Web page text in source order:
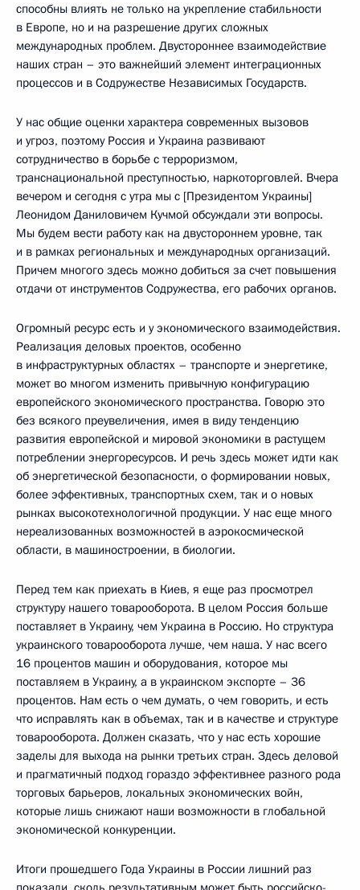
способны влиять не только на укрепление стабильности
в Европе, но и на разрешение других сложных
международных проблем. Двустороннее взаимодействие
наших стран – это важнейший элемент интеграционных
процессов и в Содружестве Независимых Государств.
У нас общие оценки характера современных вызовов
и угроз, поэтому Россия и Украина развивают
сотрудничество в борьбе с терроризмом,
транснациональной преступностью, наркоторговлей. Вчера
вечером и сегодня с утра мы с [Президентом Украины]
Леонидом Даниловичем Кучмой обсуждали эти вопросы.
Мы будем вести работу как на двустороннем уровне, так
и в рамках региональных и международных организаций.
Причем многого здесь можно добиться за счет повышения
отдачи от инструментов Содружества, его рабочих органов.
Огромный ресурс есть и у экономического взаимодействия.
Реализация деловых проектов, особенно
в инфраструктурных областях – транспорте и энергетике,
может во многом изменить привычную конфигурацию
европейского экономического пространства. Говорю это
без всякого преувеличения, имея в виду тенденцию
развития европейской и мировой экономики в растущем
потреблении энергоресурсов. И речь здесь может идти как
об энергетической безопасности, о формировании новых,
более эффективных, транспортных схем, так и о новых
рынках высокотехнологичной продукции. У нас еще много
нереализованных возможностей в аэрокосмической
области, в машиностроении, в биологии.
Перед тем как приехать в Киев, я еще раз просмотрел
структуру нашего товарооборота. В целом Россия больше
поставляет в Украину, чем Украина в Россию. Но структура
украинского товарооборота лучше, чем наша. У нас всего
16 процентов машин и оборудования, которое мы
поставляем в Украину, а в украинском экспорте – 36
процентов. Нам есть о чем думать, о чем говорить, и есть
что исправлять как в объемах, так и в качестве и структуре
товарооборота. Должен сказать, что у нас есть хорошие
заделы для выхода на рынки третьих стран. Здесь деловой
и прагматичный подход гораздо эффективнее разного рода
торговых барьеров, локальных экономических войн,
которые лишь снижают наши возможности в глобальной
экономической конкуренции.
Итоги прошедшего Года Украины в России лишний раз